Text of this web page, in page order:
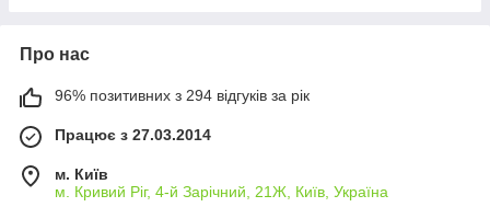
Про нас
96% позитивних з 294 відгуків за рік
Працює з 27.03.2014
м. Київ
м. Кривий Ріг, 4-й Зарічний, 21Ж, Київ, Україна